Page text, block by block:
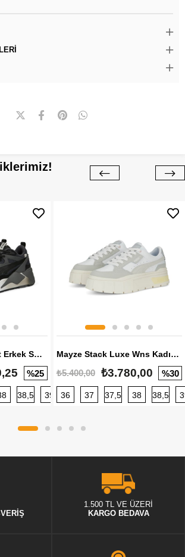
Rs-X Efekt Gradient Erkek Sneaker
%25
38,5 39 40 40,5 41 42 42,5
Mayze Stack Luxe Wns Kadın Sneaker
₺5.400,00 ₺3.780,00 %30
36 37 37,5 38 38,5
1.500 TL VE ÜZERİ
KARGO BEDAVA